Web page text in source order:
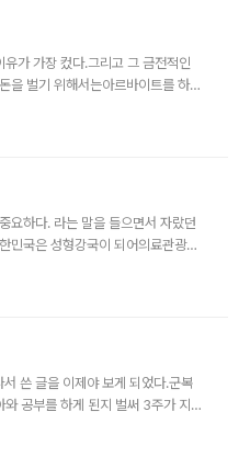
지 않는다. 매스 미디어에 노출되
보다 노력했을 것이고그 노력에 대
. 그들은 절대 돈을 쉽게 버는 것이
가 가장 컸다.그리고 그 금전적인
을 벌기 위해서는아르바이트를 하면
어 여행을 가야지라고 생각했을 때
세우지 못한다. 항공권부터가 너
데돈이 없는데비행기를 탈 수 없는
식으로 태클들어오는 사람이 있
요하다. 라는 말을 들으면서 자랐던
민국은 성형강국이 되어의료관광이
유한다. 외모는 겉모습이고 가장
관리가 무엇보다 중요한 요소 중 하
다. 젊다고 하기에도 좀 그럴정도로
해서 외모관리에도 신경을 써야겠
쓴 글을 이제야 보게 되었다.군복
공부를 하게 된지 벌써 3주가 지
한지여러 언어 찔러보면서 큰 그